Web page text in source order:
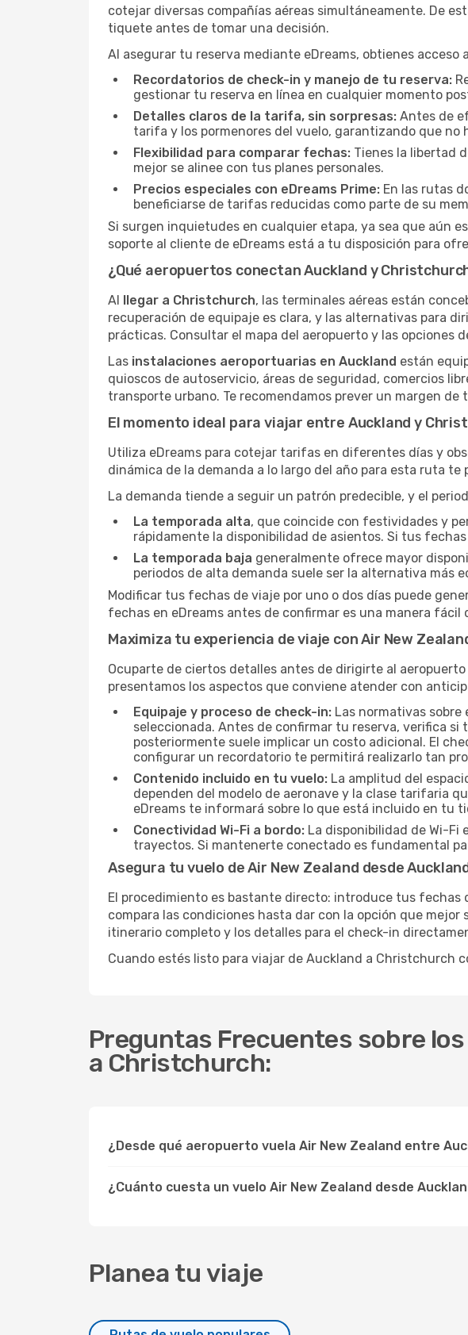
cotejar diversas compañías aéreas simultáneamente. De
tiquete antes de tomar una decisión.
Al asegurar tu reserva mediante eDreams, obtienes
Recordatorios de check-in y manejo de tu reserva:
gestionar tu reserva en línea en cualquier momento
Detalles claros de la tarifa, sin sorpresas: Antes de
tarifa y los pormenores del vuelo, garantizando que no
Flexibilidad para comparar fechas: Tienes la libertad
mejor se alinee con tus planes personales.
Precios especiales con eDreams Prime: En las rutas
beneficiarse de tarifas reducidas como parte de su
Si surgen inquietudes en cualquier etapa, ya sea que aún
soporte al cliente de eDreams está a tu disposición para
¿Qué aeropuertos conectan Auckland y
Al llegar a Christchurch, las terminales aéreas están
recuperación de equipaje es clara, y las alternativas para
prácticas. Consultar el mapa del aeropuerto y las
Las instalaciones aeroportuarias en Auckland están
quioscos de autoservicio, áreas de seguridad, comercios
transporte urbano. Te recomendamos prever un margen
El momento ideal para viajar entre Auckland y
Utiliza eDreams para cotejar tarifas en diferentes días y
dinámica de la demanda a lo largo del año para esta ruta
La demanda tiende a seguir un patrón predecible, y el
La temporada alta, que coincide con festividades y
rápidamente la disponibilidad de asientos. Si tus
La temporada baja generalmente ofrece mayor
periodos de alta demanda suele ser la alternativa más
Modificar tus fechas de viaje por uno o dos días puede
fechas en eDreams antes de confirmar es una manera fácil
Maximiza tu experiencia de viaje con Air New
Ocuparte de ciertos detalles antes de dirigirte al
presentamos los aspectos que conviene atender con
Equipaje y proceso de check-in: Las normativas
seleccionada. Antes de confirmar tu reserva, verifica
posteriormente suele implicar un costo adicional. El
configurar un recordatorio te permitirá realizarlo tan
Contenido incluido en tu vuelo: La amplitud del
dependen del modelo de aeronave y la clase tarifaria
eDreams te informará sobre lo que está incluido en tu
Conectividad Wi-Fi a bordo: La disponibilidad de Wi-
trayectos. Si mantenerte conectado es fundamental
Asegura tu vuelo de Air New Zealand desde
El procedimiento es bastante directo: introduce tus fechas
compara las condiciones hasta dar con la opción que
itinerario completo y los detalles para el check-in
Cuando estés listo para viajar de Auckland a Christchurch
Preguntas Frecuentes sobre
a Christchurch:
¿Desde qué aeropuerto vuela Air New Zealand entre
¿Cuánto cuesta un vuelo Air New Zealand desde
Planea tu viaje